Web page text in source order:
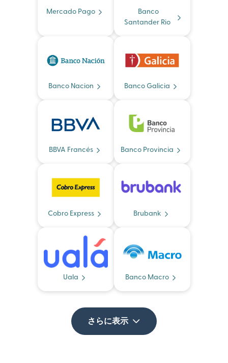
Mercado Pago
Banco
Santander Rio
Banco Nacion Banco Galicia
BBVA Francés Banco Provincia
Cobro Express Brubank
Uala Banco Macro
さらに表示